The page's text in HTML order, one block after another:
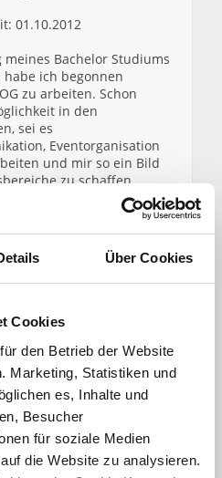
Über Cookies
Cookies
den Betrieb der Website
Marketing, Statistiken und
es, Inhalte und
Besucher
für soziale Medien
die Website zu analysieren.
01.10.2012
Bachelor Studiums
ich begonnen
zu arbeiten. Schon
in den
sei es
Eventorganisation
und mir so ein Bild
zu schaffen.
(ebenfalls an der
ich Teilzeit im
anderem für die
Mitarbeit bei
diverse Marketingagenden
mit meinen
innerhalb der